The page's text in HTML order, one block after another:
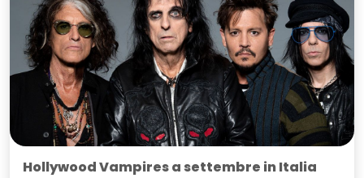
Hollywood Vampires a settembre in Italia